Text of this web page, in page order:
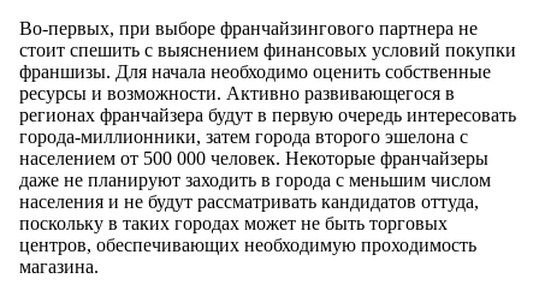
Во-первых, при выборе франчайзингового партнера не
стоит спешить с выяснением финансовых условий покупки
франшизы. Для начала необходимо оценить собственные
ресурсы и возможности. Активно развивающегося в
регионах франчайзера будут в первую очередь интересовать
города-миллионники, затем города второго эшелона с
населением от 500 000 человек. Некоторые франчайзеры
даже не планируют заходить в города с меньшим числом
населения и не будут рассматривать кандидатов оттуда,
поскольку в таких городах может не быть торговых
центров, обеспечивающих необходимую проходимость
магазина.